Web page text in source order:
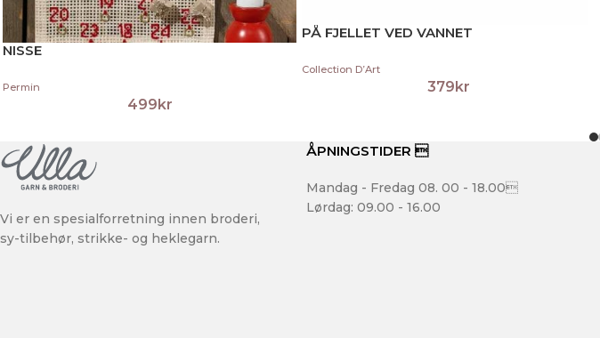
NISSE
Permin
499kr
PÅ FJELLET VED VANNET
Collection D’Art
379kr
Vi er en spesialforretning innen broderi,
sy-tilbehør, strikke- og heklegarn.
ÅPNINGSTIDER 
Mandag - Fredag 08. 00 - 18.00
Lørdag: 09.00 - 16.00